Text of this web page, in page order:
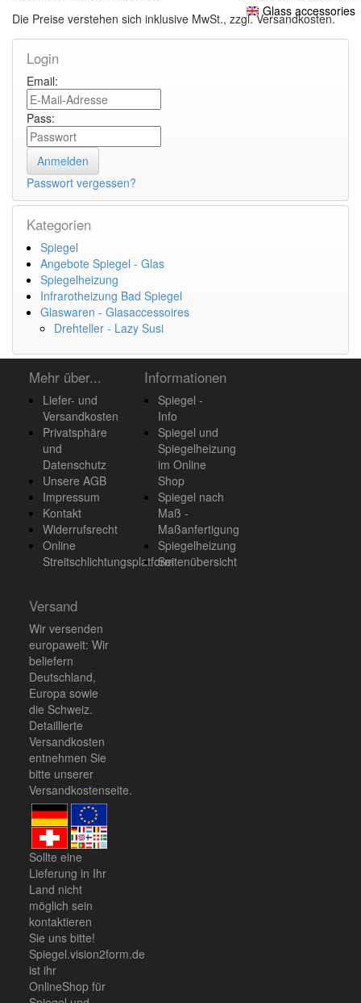
Die Preise verstehen sich inklusive MwSt., zzgl. Versandkosten.
Glass accessories
Login
Email:
Pass:
Passwort vergessen?
Kategorien
Spiegel
Angebote Spiegel - Glas
Spiegelheizung
Infrarotheizung Bad Spiegel
Glaswaren - Glasaccessoires
Drehteller - Lazy Susi
Mehr über...
Liefer- und
Versandkosten
Privatsphäre
und
Datenschutz
Unsere AGB
Impressum
Kontakt
Widerrufsrecht
Online
Streitschlichtungsplatform
Informationen
Spiegel -
Info
Spiegel und
Spiegelheizung
im Online
Shop
Spiegel nach
Maß -
Maßanfertigung
Spiegelheizung
Seitenübersicht
Versand
Wir versenden
europaweit: Wir
beliefern
Deutschland,
Europa sowie
die Schweiz.
Detaillierte
Versandkosten
entnehmen Sie
bitte unserer
Versandkostenseite.
Sollte eine
Lieferung in Ihr
Land nicht
möglich sein
kontaktieren
Sie uns bitte!
Spiegel.vision2form.de
ist ihr
OnlineShop für